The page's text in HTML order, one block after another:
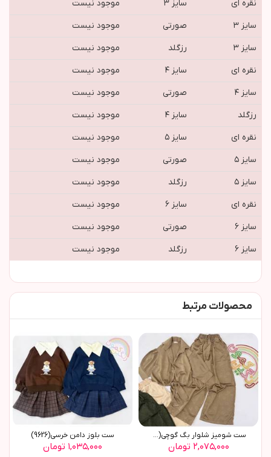
نقره ای سایز ۳
موجود نیست
سایز ۳
صورتی
موجود نیست
سایز ۳
رزگلد
موجود نیست
نقره ای
سایز ۴
موجود نیست
سایز ۴
صورتی
موجود نیست
رزگلد
سایز ۴
موجود نیست
نقره ای
سایز ۵
موجود نیست
سایز ۵
صورتی
موجود نیست
سایز ۵
رزگلد
موجود نیست
نقره ای
سایز ۶
موجود نیست
سایز ۶
صورتی
موجود نیست
سایز ۶
رزگلد موجود نیست
محصولات مرتبط
ست شومیز شلوار بگ گوچی(9770)
۲,۰۷۵,۰۰۰ تومان
ست بلوز دامن خرسي(9626)
۱,۰۳۵,۰۰۰ تومان